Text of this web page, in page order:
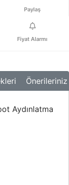
Paylaş
Fiyat Alarmı
Önerileriniz
Aydınlatma